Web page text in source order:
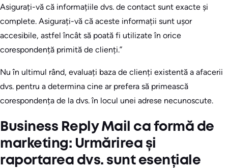
Asigurați-vă că informațiile dvs. de contact sunt exacte și
complete. Asigurați-vă că aceste informații sunt ușor
accesibile, astfel încât să poată fi utilizate în orice
corespondență primită de clienți.”
Nu în ultimul rând, evaluați baza de clienți existentă a afacerii
dvs. pentru a determina cine ar prefera să primească
corespondența de la dvs. în locul unei adrese necunoscute.
Business Reply Mail ca formă de
marketing: Urmărirea și
raportarea dvs. sunt esențiale